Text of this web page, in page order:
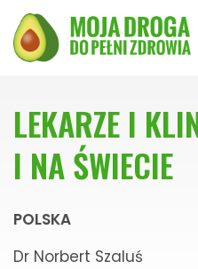
LEKARZE I
I NA ŚWIECIE
POLSKA
Dr Norbert Szaluś